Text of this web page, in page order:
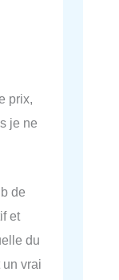
prix,
je ne
de
et
du
vrai